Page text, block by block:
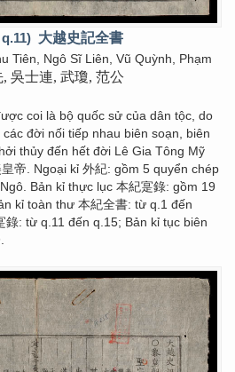
大越史記全書
Tiên, Ngô Sĩ Liên, Vũ Quỳnh, Phạm
吳士連, 武瓊, 范公
coi là bộ quốc sử của dân tộc, do
đời nối tiếp nhau biên soạn, biên
thủy đến hết đời Lê Gia Tông Mỹ
帝. Ngoại kỉ 外紀: gồm 5 quyển chép
Bản kỉ thực lục 本紀寔錄: gồm 19
kỉ toàn thư 本紀全書: từ q.1 đến
錄: từ q.11 đến q.15; Bản kỉ tục biên